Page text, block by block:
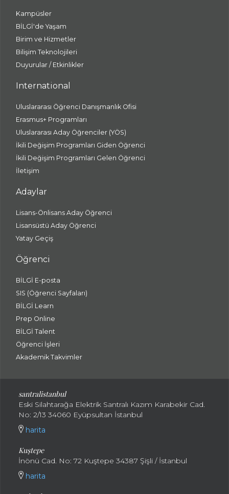
Kampüsler
BİLGİ'de Yaşam
Birim ve Hizmetler
Bilişim Teknolojileri
Duyurular / Etkinlikler
International
Uluslararası Öğrenci Danışmanlık Ofisi
Erasmus+ Programları
Uluslararası Aday Öğrenciler (YÖS)
İkili Değişim Programları Giden Öğrenci
İkili Değişim Programları Gelen Öğrenci
İletişim
Adaylar
Lisans-Önlisans Aday Öğrenci
Lisansüstü Aday Öğrenci
Yatay Geçiş
Öğrenci
BİLGİ E-posta
SIS (Öğrenci Sayfaları)
BİLGİ Learn
Prep Online
BİLGİ Talent
Öğrenci İşleri
Akademik Takvimler
santralistanbul
Eski Silahtarağa Elektrik Santralı Kazım Karabekir Cad.
No: 2/13 34060 Eyüpsultan İstanbul
harita
Kuştepe
İnönü Cad. No: 72 Kuştepe 34387 Şişli / İstanbul
harita